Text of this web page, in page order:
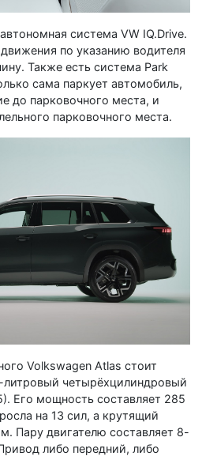
система VW IQ.Drive.
по указанию водителя
Также есть система Park
сама паркует автомобиль,
до парковочного места, и
парковочного места.
Volkswagen Atlas стоит
четырёхцилиндровый
Его мощность составляет 285
на 13 сил, а крутящий
Пару двигателю составляет 8-
либо передний, либо